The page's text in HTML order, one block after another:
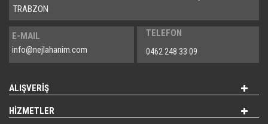
TRABZON
E-MAIL
info@nejlahanim.com
TELEFON
0462 248 33 09
ALIŞVERİŞ
HİZMETLER